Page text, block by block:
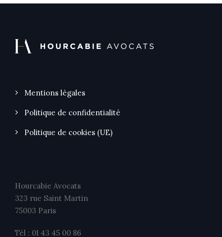
Mentions légales
Politique de confidentialité
Politique de cookies (UE)
Hourcabie Avocats
323 rue Saint Martin
75003 Paris
Tél : 01 43 45 00 86